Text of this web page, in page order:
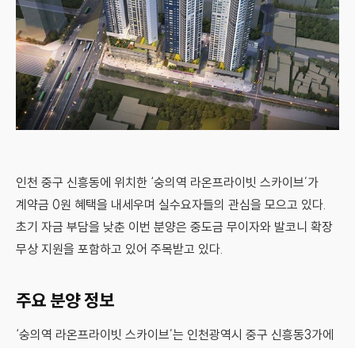
인천 중구 신흥동에 위치한 ‘숭의역 라온프라이빗 스카이브’가
계약금 0원 혜택을 내세우며 실수요자들의 관심을 모으고 있다.
초기 자금 부담을 낮춘 이번 분양은 중도금 무이자와 발코니 확장
무상 지원을 포함하고 있어 주목받고 있다.
주요 분양 정보
‘숭의역 라온프라이빗 스카이브’는 인천광역시 중구 신흥동3가에